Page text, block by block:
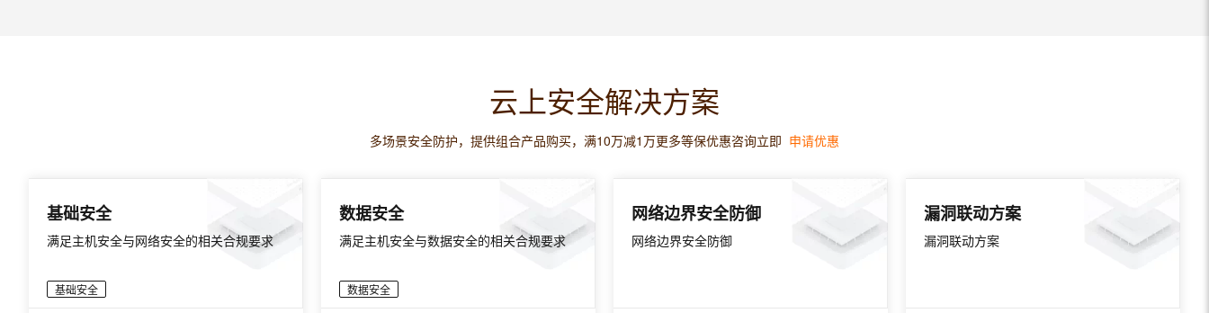
云上安全解决方案
多场景安全防护，提供组合产品购买，满10万减1万更多等保优惠咨询立即 申请优惠
基础安全
满足主机安全与网络安全的相关合规要求
基础安全
数据安全
满足主机安全与数据安全的相关合规要求
数据安全
网络边界安全防御
网络边界安全防御
漏洞联动方案
漏洞联动方案